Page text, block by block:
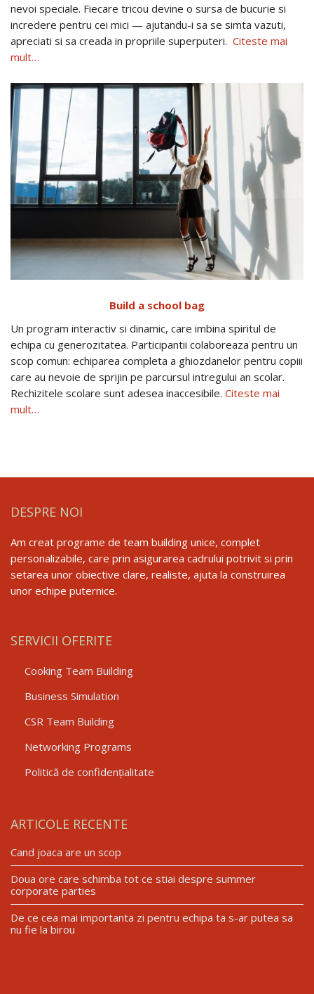
nevoi speciale. Fiecare tricou devine o sursa de bucurie si
incredere pentru cei mici — ajutandu-i sa se simta vazuti,
apreciati si sa creada in propriile superputeri. Citeste mai
mult…
Build a school bag
Un program interactiv si dinamic, care imbina spiritul de
echipa cu generozitatea. Participantii colaboreaza pentru un
scop comun: echiparea completa a ghiozdanelor pentru copiii
care au nevoie de sprijin pe parcursul intregului an scolar.
Rechizitele scolare sunt adesea inaccesibile. Citeste mai
mult…
DESPRE NOI
Am creat programe de team building unice, complet
personalizabile, care prin asigurarea cadrului potrivit si prin
setarea unor obiective clare, realiste, ajuta la construirea
unor echipe puternice.
SERVICII OFERITE
Cooking Team Building
Business Simulation
CSR Team Building
Networking Programs
Politică de confidențialitate
ARTICOLE RECENTE
Cand joaca are un scop
Doua ore care schimba tot ce stiai despre summer
corporate parties
De ce cea mai importanta zi pentru echipa ta s-ar putea sa
nu fie la birou